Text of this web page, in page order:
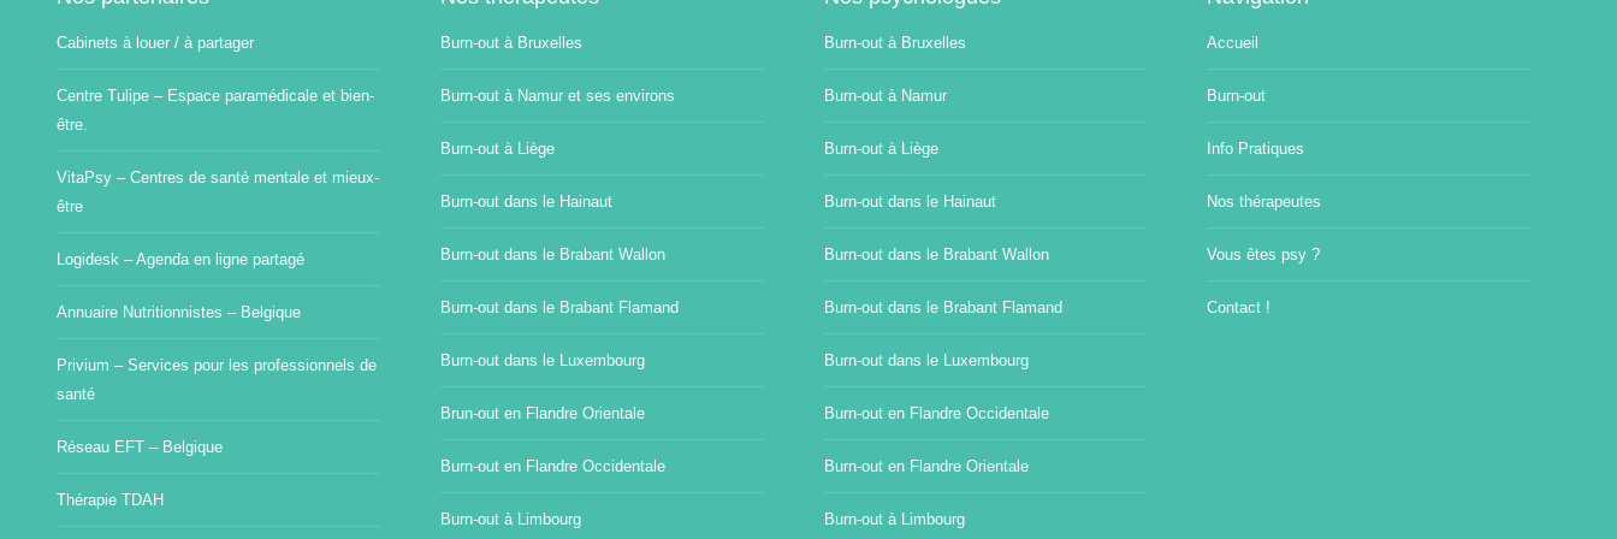
Cabinets à louer / à partager
Centre Tulipe – Espace paramédicale et bien-
être.
VitaPsy – Centres de santé mentale et mieux-
être
Logidesk – Agenda en ligne partagé
Annuaire Nutritionnistes – Belgique
Privium – Services pour les professionnels de
santé
Réseau EFT – Belgique
Thérapie TDAH
Burn-out à Bruxelles
Burn-out à Namur et ses environs
Burn-out à Liège
Burn-out dans le Hainaut
Burn-out dans le Brabant Wallon
Burn-out dans le Brabant Flamand
Burn-out dans le Luxembourg
Brun-out en Flandre Orientale
Burn-out en Flandre Occidentale
Burn-out à Limbourg
Burn-out à Bruxelles
Burn-out à Namur
Burn-out à Liège
Burn-out dans le Hainaut
Burn-out dans le Brabant Wallon
Burn-out dans le Brabant Flamand
Burn-out dans le Luxembourg
Burn-out en Flandre Occidentale
Burn-out en Flandre Orientale
Burn-out à Limbourg
Accueil
Burn-out
Info Pratiques
Nos thérapeutes
Vous êtes psy ?
Contact !